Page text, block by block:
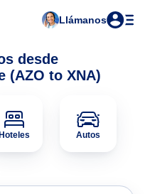
Llámanos
desde
(AZO to XNA)
Hoteles Autos